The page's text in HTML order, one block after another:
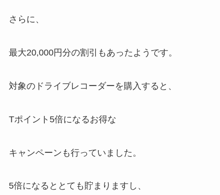
さらに、
最大20,000円分の割引 もあったようです。
対象のドライブレコーダーを購入すると、
Tポイント5倍になるお得な
キャンペーンも行っていました。
5倍になるととても貯まりますし、